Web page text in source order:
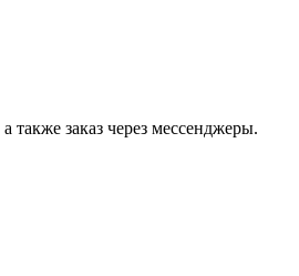
также заказ через мессенджеры.